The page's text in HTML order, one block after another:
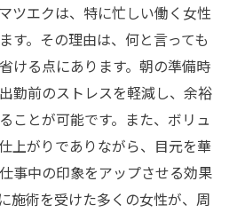
ツエクは、特に忙しい働く女性
す。その理由は、何と言っても
ける点にあります。朝の準備時
勤前のストレスを軽減し、余裕
ことが可能です。また、ボリュ
上がりでありながら、目元を華
事中の印象をアップさせる効果
施術を受けた多くの女性が、周